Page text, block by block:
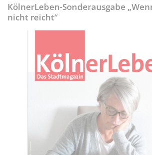
KölnerLeben-Sonderausgabe
nicht reicht“